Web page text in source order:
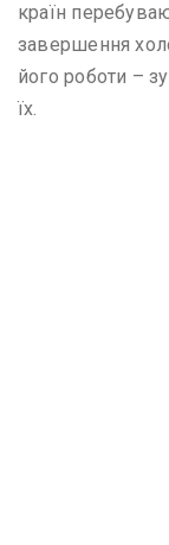
країн
завершення
його роботи –
їх.